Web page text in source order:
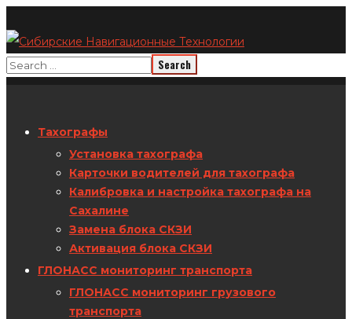
Тахографы
Установка тахографа
Карточки водителей для тахографа
Калибровка и настройка тахографа на
Сахалине
Замена блока СКЗИ
Активация блока СКЗИ
ГЛОНАСС мониторинг транспорта
ГЛОНАСС мониторинг грузового
транспорта